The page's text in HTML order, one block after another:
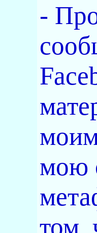
-
мою
том,